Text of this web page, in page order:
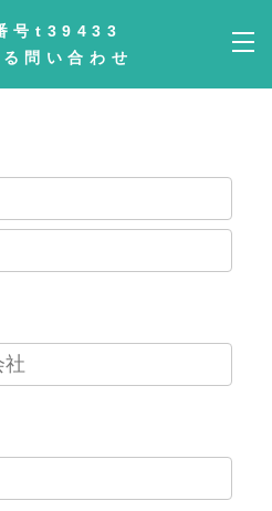
号t39433
問い合わせ